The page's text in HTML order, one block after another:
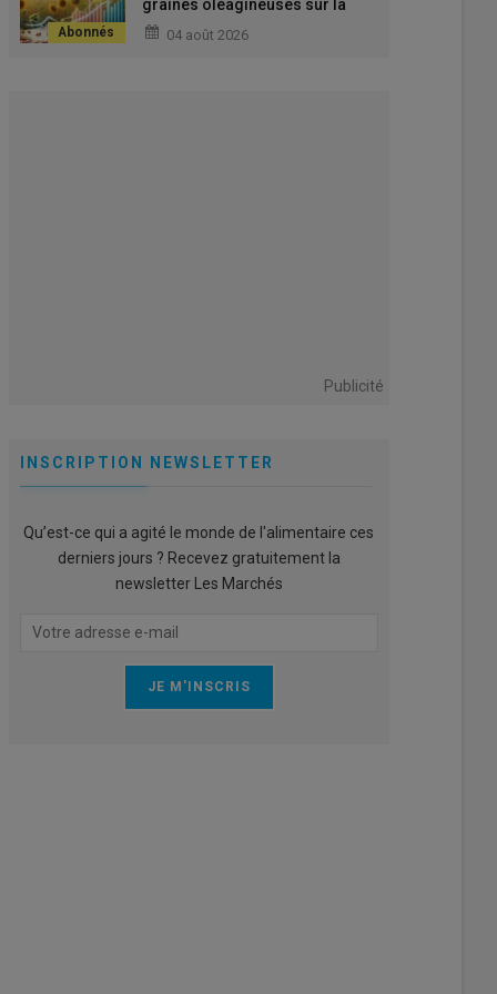
graines oléagineuses sur la
semaine dans le monde
04 août 2026
Publicité
INSCRIPTION NEWSLETTER
Qu’est-ce qui a agité le monde de l'alimentaire ces
derniers jours ? Recevez gratuitement la
newsletter Les Marchés